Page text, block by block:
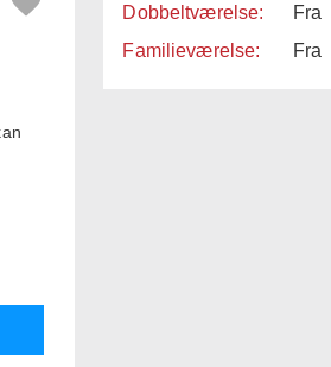
Dobbeltværelse:
Fra
Familieværelse:
Fra